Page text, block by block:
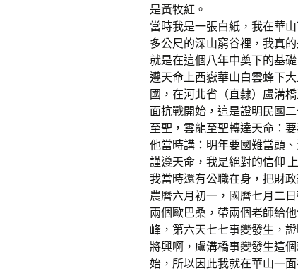
是黃牧紅。
當時我是一張白紙，我在華
多公尺的深山窮谷裡，我真
就是在這個八年中奠下的基
遵天命上西嶽華山白雲蜂下
國，在河北省（直隸）盧溝
面抗戰開始，這是證明民國
至聖，雲龍至聖轉達天命：
他當時講：明年要國難當頭
謹遵天命，我是絕對的信仰
我當時還有公職在身，把財
農曆六月初一，國曆七月二
兩個歐巴桑，帶兩個老師給
峰，第六天七七事變發生，
將興啊，盧溝橋事變發生這
始，所以因此我就在華山一